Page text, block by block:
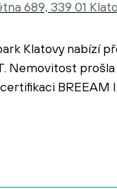
689, 339 01
Klatovy nabízí
Nemovitost
BREEAM